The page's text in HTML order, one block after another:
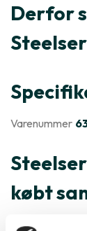
Derfor
Varenummer
købt